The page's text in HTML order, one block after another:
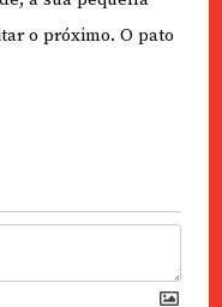
o próximo. O pato